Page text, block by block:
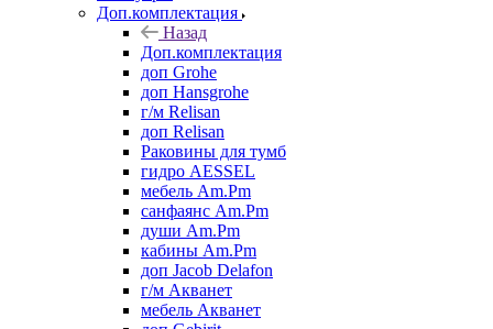
Доп.комплектация
Назад
Доп.комплектация
доп Grohe
доп Hansgrohe
г/м Relisan
доп Relisan
Раковины для тумб
гидро AESSEL
мебель Am.Pm
санфаянс Am.Pm
души Am.Pm
кабины Am.Pm
доп Jacob Delafon
г/м Акванет
мебель Акванет